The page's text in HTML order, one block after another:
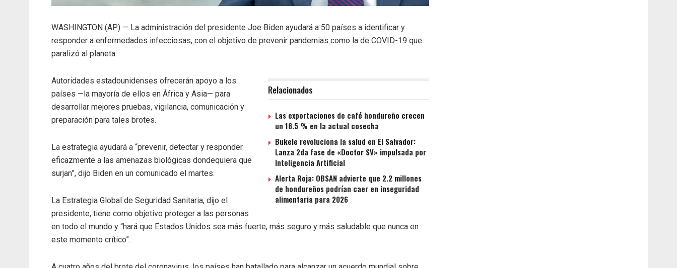
WASHINGTON (AP) — La administración del presidente Joe Biden ayudará a 50 países a identificar y
responder a enfermedades infecciosas, con el objetivo de prevenir pandemias como la de COVID-19 que
paralizó al planeta.
Relacionados
Las exportaciones de café hondureño crecen
un 18.5 % en la actual cosecha
Bukele revoluciona la salud en El Salvador:
Lanza 2da fase de «Doctor SV» impulsada por
Inteligencia Artificial
Alerta Roja: OBSAN advierte que 2.2 millones
de hondureños podrían caer en inseguridad
alimentaria para 2026
Autoridades estadounidenses ofrecerán apoyo a los
países —la mayoría de ellos en África y Asia— para
desarrollar mejores pruebas, vigilancia, comunicación y
preparación para tales brotes.
La estrategia ayudará a “prevenir, detectar y responder
eficazmente a las amenazas biológicas dondequiera que
surjan”, dijo Biden en un comunicado el martes.
La Estrategia Global de Seguridad Sanitaria, dijo el
presidente, tiene como objetivo proteger a las personas
en todo el mundo y “hará que Estados Unidos sea más fuerte, más seguro y más saludable que nunca en
este momento crítico”.